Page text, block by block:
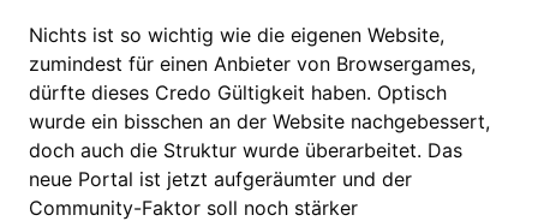
Nichts ist so wichtig wie die eigenen Website,
zumindest für einen Anbieter von Browsergames,
dürfte dieses Credo Gültigkeit haben. Optisch
wurde ein bisschen an der Website nachgebessert,
doch auch die Struktur wurde überarbeitet. Das
neue Portal ist jetzt aufgeräumter und der
Community-Faktor soll noch stärker